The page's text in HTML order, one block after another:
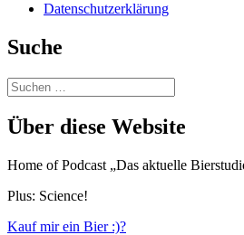
Datenschutzerklärung
Suche
Suchen
nach:
Über diese Website
Home of Podcast „Das aktuelle
Plus: Science!
Kauf mir ein Bier :)?